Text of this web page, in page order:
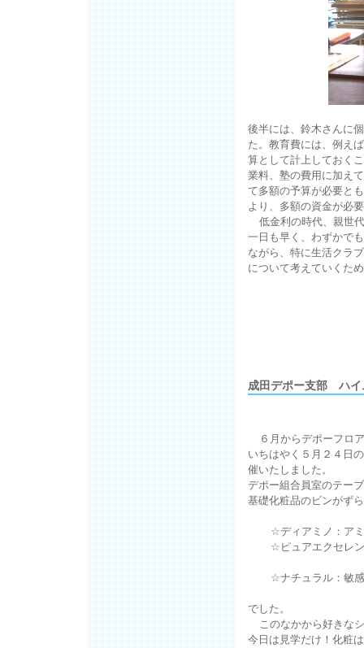
後半には、鈴木さんに
た。教育費には、例え
算として計上しておく
業料、塾の費用に加え
て多額の予算が必要と
より、多額の資金が必
低金利の時代、親世
一日も早く、わずかで
ながら、特に生活クラ
について考えていくた
成田デポー支部 ハ
６月からデポーフロ
いちはやく５月２４日
催いたしました。
デポー組合員室のテー
基礎化粧品のビンがず
☆ディアミノ：ア
☆ ピュアエクセレ
☆ナチュラル：敏
でした。
このなかから好きな
今日は見学だけ！化粧